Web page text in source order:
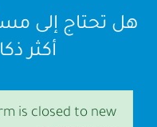
هل تحتاج إلى
أكثر
رسالة
is closed to new